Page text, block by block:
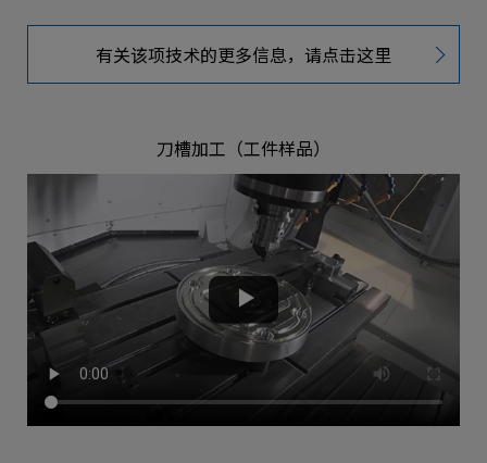
有关该项技术的更多信息，请点击这里
刀槽加工（工件样品）